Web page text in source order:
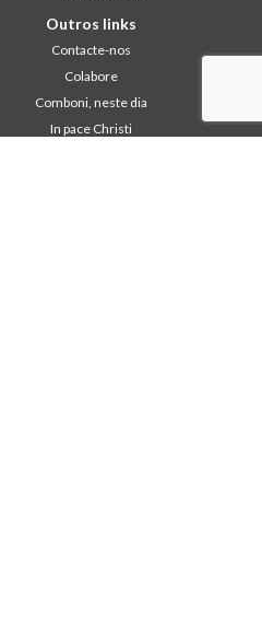
Outros links
Contacte-nos
Colabore
Comboni, neste dia
In pace Christi